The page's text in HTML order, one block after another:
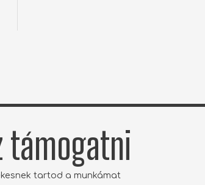
támogatni
tartod a munkámat